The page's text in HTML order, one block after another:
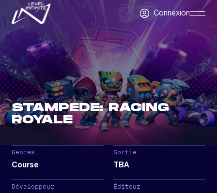
Skip to main content
ConnexionSkip
STAMPEDE: RACING
ROYALE
Genres
Course
Sortie
TBA
Développeur Éditeur